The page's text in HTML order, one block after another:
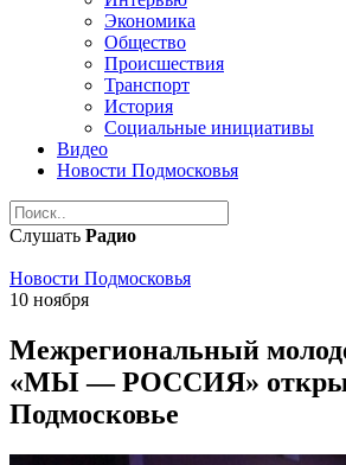
Экономика
Общество
Происшествия
Транспорт
История
Социальные инициативы
Видео
Новости Подмосковья
Слушать Радио
Новости Подмосковья
10 ноября
Межрегиональный
«МЫ — РОССИЯ»
Подмосковье